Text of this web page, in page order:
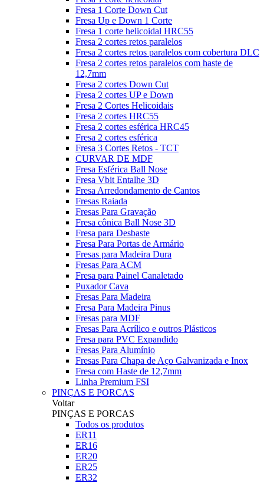
Fresa 1 Corte Down Cut
Fresa Up e Down 1 Corte
Fresa 1 corte helicoidal HRC55
Fresa 2 cortes retos paralelos
Fresa 2 cortes retos paralelos com cobertura DLC
Fresa 2 cortes retos paralelos com haste de
12,7mm
Fresa 2 cortes Down Cut
Fresa 2 cortes UP e Down
Fresa 2 Cortes Helicoidais
Fresa 2 cortes HRC55
Fresa 2 cortes esférica HRC45
Fresa 2 cortes esférica
Fresa 3 Cortes Retos - TCT
CURVAR DE MDF
Fresa Esférica Ball Nose
Fresa Vbit Entalhe 3D
Fresa Arredondamento de Cantos
Fresas Raiada
Fresas Para Gravação
Fresa cônica Ball Nose 3D
Fresa para Desbaste
Fresa Para Portas de Armário
Fresas para Madeira Dura
Fresas Para ACM
Fresa para Painel Canaletado
Puxador Cava
Fresas Para Madeira
Fresa Para Madeira Pinus
Fresas para MDF
Fresas Para Acrílico e outros Plásticos
Fresa para PVC Expandido
Fresas Para Alumínio
Fresas Para Chapa de Aço Galvanizada e Inox
Fresa com Haste de 12,7mm
Linha Premium FSI
PINÇAS E PORCAS
Voltar
PINÇAS E PORCAS
Todos os produtos
ER11
ER16
ER20
ER25
ER32